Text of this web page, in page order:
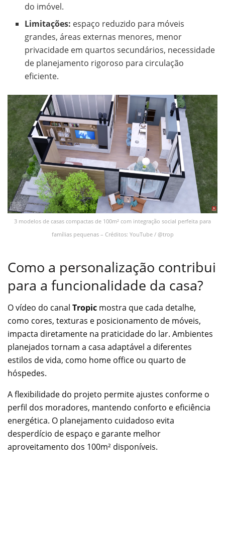
do imóvel.
Limitações: espaço reduzido para móveis
grandes, áreas externas menores, menor
privacidade em quartos secundários, necessidade
de planejamento rigoroso para circulação
eficiente.
3 modelos de casas compactas de 100m² com integração social perfeita para
famílias pequenas – Créditos: YouTube / @trop
Como a personalização contribui
para a funcionalidade da casa?
O vídeo do canal Tropic mostra que cada detalhe,
como cores, texturas e posicionamento de móveis,
impacta diretamente na praticidade do lar. Ambientes
planejados tornam a casa adaptável a diferentes
estilos de vida, como home office ou quarto de
hóspedes.
A flexibilidade do projeto permite ajustes conforme o
perfil dos moradores, mantendo conforto e eficiência
energética. O planejamento cuidadoso evita
desperdício de espaço e garante melhor
aproveitamento dos 100m² disponíveis.